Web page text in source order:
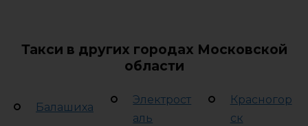
Такси в других городах Московской
области
Балашиха
Электрост
аль
Красногор
ск